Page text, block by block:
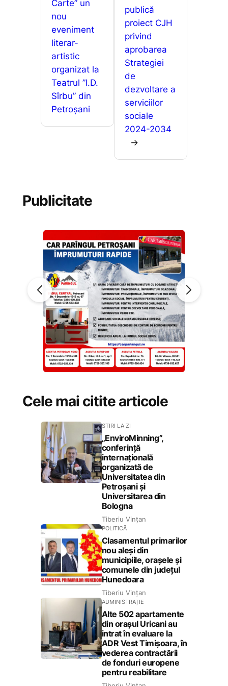
Carte” un
nou
eveniment
literar-
artistic
organizat la
Teatrul ”I.D.
Sîrbu” din
Petroșani
publică
proiect CJH
privind
aprobarea
Strategiei
de
dezvoltare a
serviciilor
sociale
2024-2034
→
Publicitate
Cele mai citite articole
STIRI LA ZI
„EnviroMinning”,
conferință
internațională
organizată de
Universitatea din
Petroșani și
Universitarea din
Bologna
Tiberiu Vințan
POLITICĂ
Clasamentul primarilor
nou aleși din
municipiile, orașele și
comunele din județul
Hunedoara
Tiberiu Vințan
ADMINISTRAȚIE
Alte 502 apartamente
din orașul Uricani au
intrat în evaluare la
ADR Vest Timișoara, în
vederea contractării
de fonduri europene
pentru reabilitare